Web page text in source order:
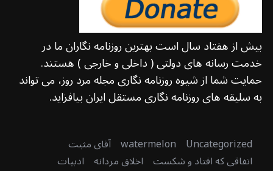
بیش از هفتاد سال است بهترین روزنامه نگاران ما در
خدمت رسانه های دولتی ( داخلی و خارجی ) هستند.
حمایت شما از شیوه روزنامه نگاری مجله مرد روز، می تواند
به سلیقه های روزنامه نگاری مستقل ایران بیافزاید.
Uncategorized
watermelon آقای مثبت
اتفاقی که افتاد و شکست اخلاق مردانه ادبیات